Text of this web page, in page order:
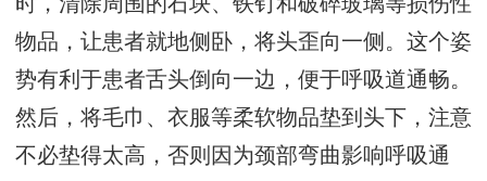
物品，让患者就地侧卧，将头歪向一侧。这个姿
势有利于患者舌头倒向一边，便于呼吸道通畅。
然后，将毛巾、衣服等柔软物品垫到头下，注意
不必垫得太高，否则因为颈部弯曲影响呼吸通